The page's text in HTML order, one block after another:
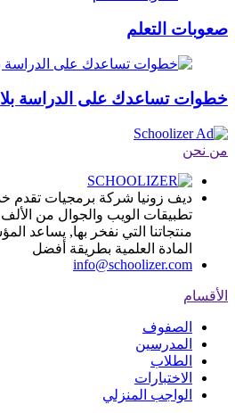
صعوبات التعلم
خطوات تساعدك على الدراسة
من نحن
ديف زونيا شركة برمجيات تقدم
تطبيقات الويب والجوال من الألف
منتجاتنا التي نفخر بها, يساعد
المادة العلمية بطريقة أفضل
info@schoolizer.com
الأقسام
الصفوف
المدرسين
الطلاب
الاختبارات
الواجب المنزلي